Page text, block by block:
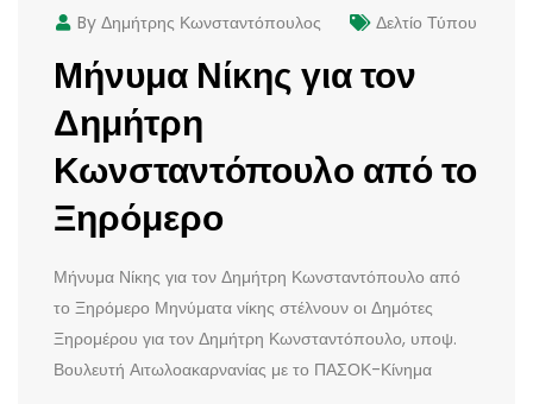
By Δημήτρης Κωνσταντόπουλος Δελτίο Τύπου
Μήνυμα Νίκης για τον
Δημήτρη
Κωνσταντόπουλο από το
Ξηρόμερο
Μήνυμα Νίκης για τον Δημήτρη Κωνσταντόπουλο από
το Ξηρόμερο Μηνύματα νίκης στέλνουν οι Δημότες
Ξηρομέρου για τον Δημήτρη Κωνσταντόπουλο, υποψ.
Βουλευτή Αιτωλοακαρνανίας με το ΠΑΣΟΚ-Κίνημα